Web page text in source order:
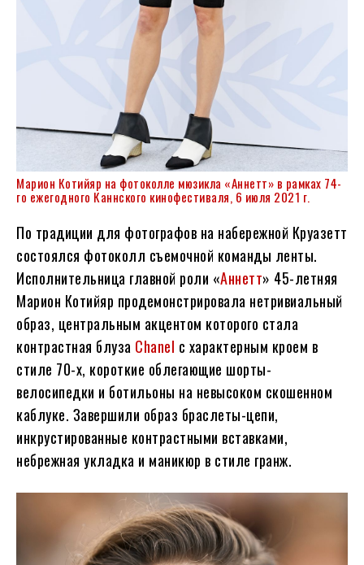
Марион Котийяр на фотоколле мюзикла «Аннетт» в рамках 74-
го ежегодного Каннского кинофестиваля, 6 июля 2021 г.
По традиции для фотографов на набережной Круазетт
состоялся фотоколл съемочной команды ленты.
Исполнительница главной роли «Аннетт» 45-летняя
Марион Котийяр продемонстрировала нетривиальный
образ, центральным акцентом которого стала
контрастная блуза Chanel с характерным кроем в
стиле 70-х, короткие облегающие шорты-
велосипедки и ботильоны на невысоком скошенном
каблуке. Завершили образ браслеты-цепи,
инкрустированные контрастными вставками,
небрежная укладка и маникюр в стиле гранж.